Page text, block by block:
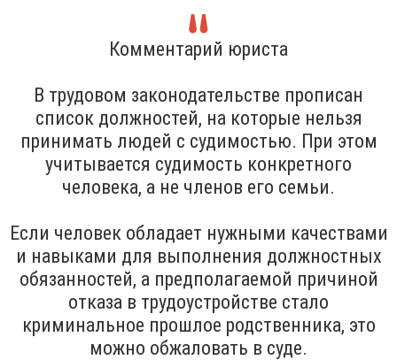
Комментарий юриста
В трудовом законодательстве прописан
список должностей, на которые нельзя
принимать людей с судимостью. При этом
учитывается судимость конкретного
человека, а не членов его семьи.
Если человек обладает нужными качествами
и навыками для выполнения должностных
обязанностей, а предполагаемой причиной
отказа в трудоустройстве стало
криминальное прошлое родственника, это
можно обжаловать в суде.